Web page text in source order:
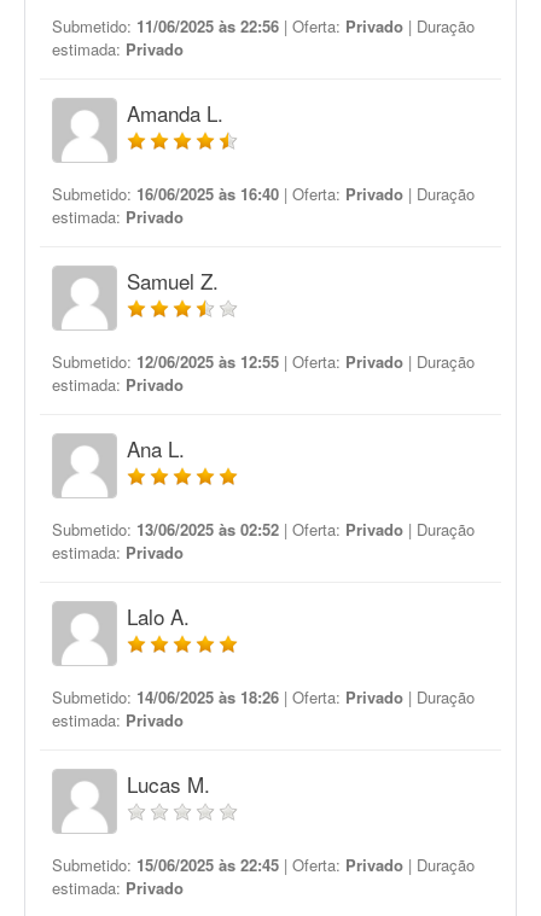
Submetido: 11/06/2025 às 22:56 | Oferta: Privado | Duração
estimada: Privado
Amanda L.
Submetido: 16/06/2025 às 16:40 | Oferta: Privado | Duração
estimada: Privado
Samuel Z.
Submetido: 12/06/2025 às 12:55 | Oferta: Privado | Duração
estimada: Privado
Ana L.
Submetido: 13/06/2025 às 02:52 | Oferta: Privado | Duração
estimada: Privado
Lalo A.
Submetido: 14/06/2025 às 18:26 | Oferta: Privado | Duração
estimada: Privado
Lucas M.
Submetido: 15/06/2025 às 22:45 | Oferta: Privado | Duração
estimada: Privado